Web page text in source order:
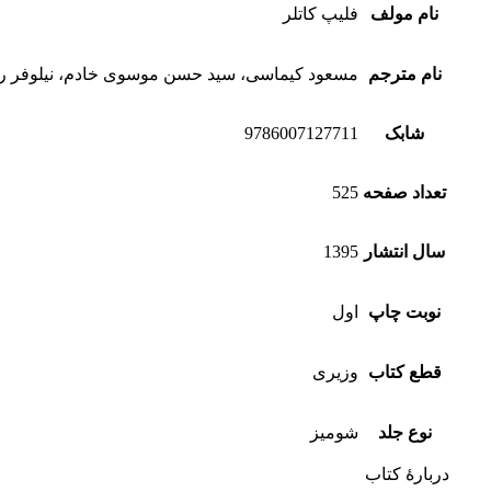
نام مولف فلیپ کاتلر
نام مترجم مسعود کیماسی، سید حسن موسوی خادم، نیلوفر
شابک 9786007127711
تعداد صفحه 525
سال انتشار 1395
نوبت چاپ اول
قطع کتاب وزیری
نوع جلد شومیز
دربارۀ کتاب